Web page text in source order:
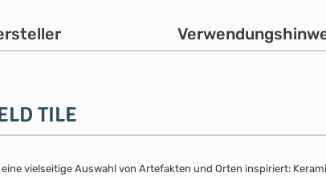
TILE
vielseitige Auswahl von Artefakten und Orten inspiriert: